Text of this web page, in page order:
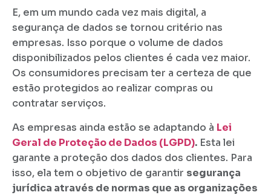
E, em um mundo cada vez mais digital, a
segurança de dados se tornou critério nas
empresas. Isso porque o volume de dados
disponibilizados pelos clientes é cada vez maior.
Os consumidores precisam ter a certeza de que
estão protegidos ao realizar compras ou
contratar serviços.
As empresas ainda estão se adaptando à Lei
Geral de Proteção de Dados (LGPD). Esta lei
garante a proteção dos dados dos clientes. Para
isso, ela tem o objetivo de garantir segurança
jurídica através de normas que as organizações